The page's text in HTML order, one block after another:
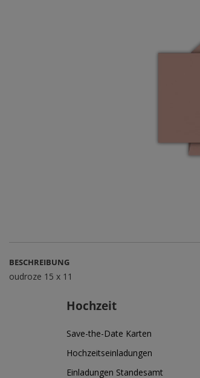
BESCHREIBUNG
oudroze 15 x 11
Hochzeit
Save-the-Date Karten
Hochzeitseinladungen
Einladungen Standesamt